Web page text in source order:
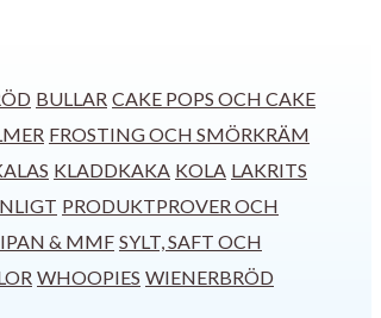
BULLAR CAKE POPS OCH CAKE
FROSTING OCH SMÖRKRÄM
KLADDKAKA KOLA LAKRITS
PRODUKTPROVER OCH
& MMF SYLT, SAFT OCH
WHOOPIES WIENERBRÖD